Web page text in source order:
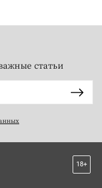
статьи
18+